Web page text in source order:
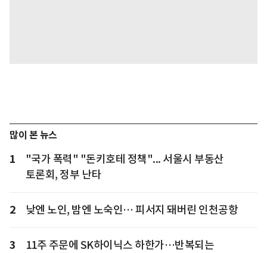
많이 본 뉴스
1
"국가 폭력" "돈키호테 정책"... 서울시 부동산
토론회, 정부 난타
2 낮엔 노인, 밤엔 노숙인… 피서지 돼버린 인천공항
3
11주 주문에 SK하이닉스 하한가…반복되는